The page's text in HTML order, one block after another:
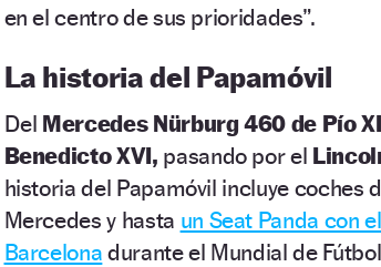
en el centro de sus prioridades”.
La historia del Papamóvil
Del Mercedes Nürburg 460 de Pío
Benedicto XVI, pasando por el
historia del Papamóvil incluye coches
Mercedes y hasta un Seat Panda con
Barcelona durante el Mundial de